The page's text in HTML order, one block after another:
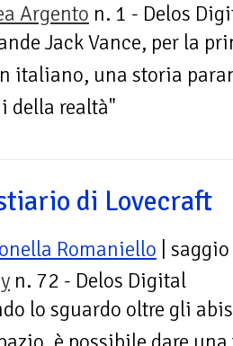
Argento n. 1 - Delos
Jack Vance, per la
italiano, una storia
della realtà"
di Lovecraft
Romaniello | saggio
n. 72 - Delos Digital
lo sguardo oltre gli